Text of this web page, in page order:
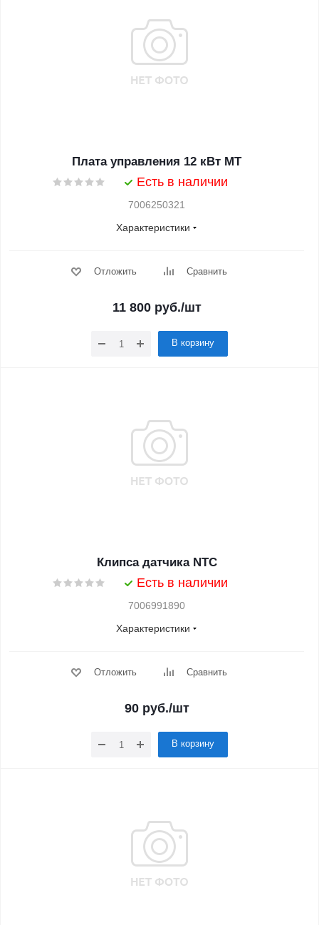
Плата управления 12 кВт МТ
Есть в наличии
7006250321
Характеристики
Отложить Сравнить
11 800 руб./шт
В корзину
Клипса датчика NTC
Есть в наличии
7006991890
Характеристики
Отложить Сравнить
90 руб./шт
В корзину